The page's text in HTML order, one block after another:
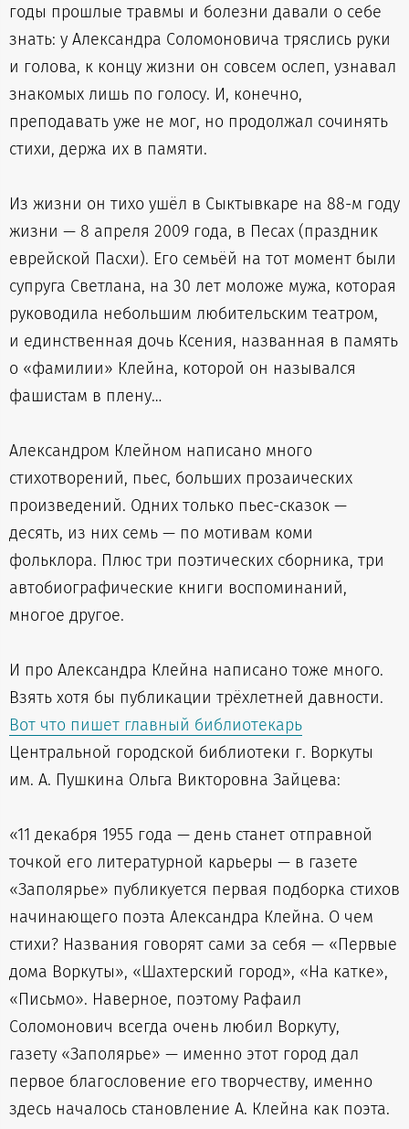
годы прошлые травмы и болезни давали о себе
знать: у Александра Соломоновича тряслись руки
и голова, к концу жизни он совсем ослеп, узнавал
знакомых лишь по голосу. И, конечно,
преподавать уже не мог, но продолжал сочинять
стихи, держа их в памяти.
Из жизни он тихо ушёл в Сыктывкаре на 88-м году
жизни — 8 апреля 2009 года, в Песах (праздник
еврейской Пасхи). Его семьёй на тот момент были
супруга Светлана, на 30 лет моложе мужа, которая
руководила небольшим любительским театром,
и единственная дочь Ксения, названная в память
о «фамилии» Клейна, которой он назывался
фашистам в плену…
Александром Клейном написано много
стихотворений, пьес, больших прозаических
произведений. Одних только пьес-сказок —
десять, из них семь — по мотивам коми
фольклора. Плюс три поэтических сборника, три
автобиографические книги воспоминаний,
многое другое.
И про Александра Клейна написано тоже много.
Взять хотя бы публикации трёхлетней давности.
Вот что пишет главный библиотекарь
Центральной городской библиотеки г. Воркуты
им. А. Пушкина Ольга Викторовна Зайцева:
«11 декабря 1955 года — день станет отправной
точкой его литературной карьеры — в газете
«Заполярье» публикуется первая подборка стихов
начинающего поэта Александра Клейна. О чем
стихи? Названия говорят сами за себя — «Первые
дома Воркуты», «Шахтерский город», «На катке»,
«Письмо». Наверное, поэтому Рафаил
Соломонович всегда очень любил Воркуту,
газету «Заполярье» — именно этот город дал
первое благословение его творчеству, именно
здесь началось становление А. Клейна как поэта.